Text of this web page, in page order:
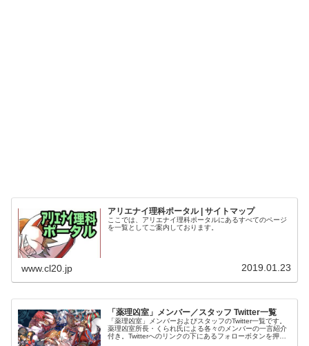
アリエナイ理科ポータル | サイトマップ
ここでは、アリエナイ理科ポータルにあるすべてのページ
を一覧としてご案内しております。
www.cl20.jp 2019.01.23
「薬理凶室」メンバー／スタッフ Twitter一覧
「薬理凶室」メンバーおよびスタッフのTwitter一覧です。
薬理凶室所長・くられ氏による各々のメンバーの一言紹介
付き。Twitterへのリンクの下にあるフォローボタンを押す